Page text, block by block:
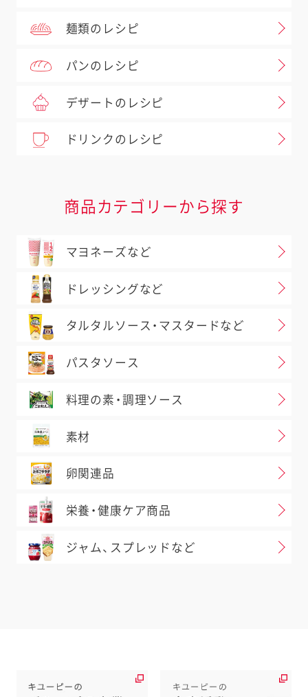
麺類のレシピ
パンのレシピ
デザートのレシピ
ドリンクのレシピ
商品カテゴリーから探す
マヨネーズなど
ドレッシングなど
タルタルソース・マスタードなど
パスタソース
料理の素・調理ソース
素材
卵関連品
栄養・健康ケア商品
ジャム、スプレッドなど